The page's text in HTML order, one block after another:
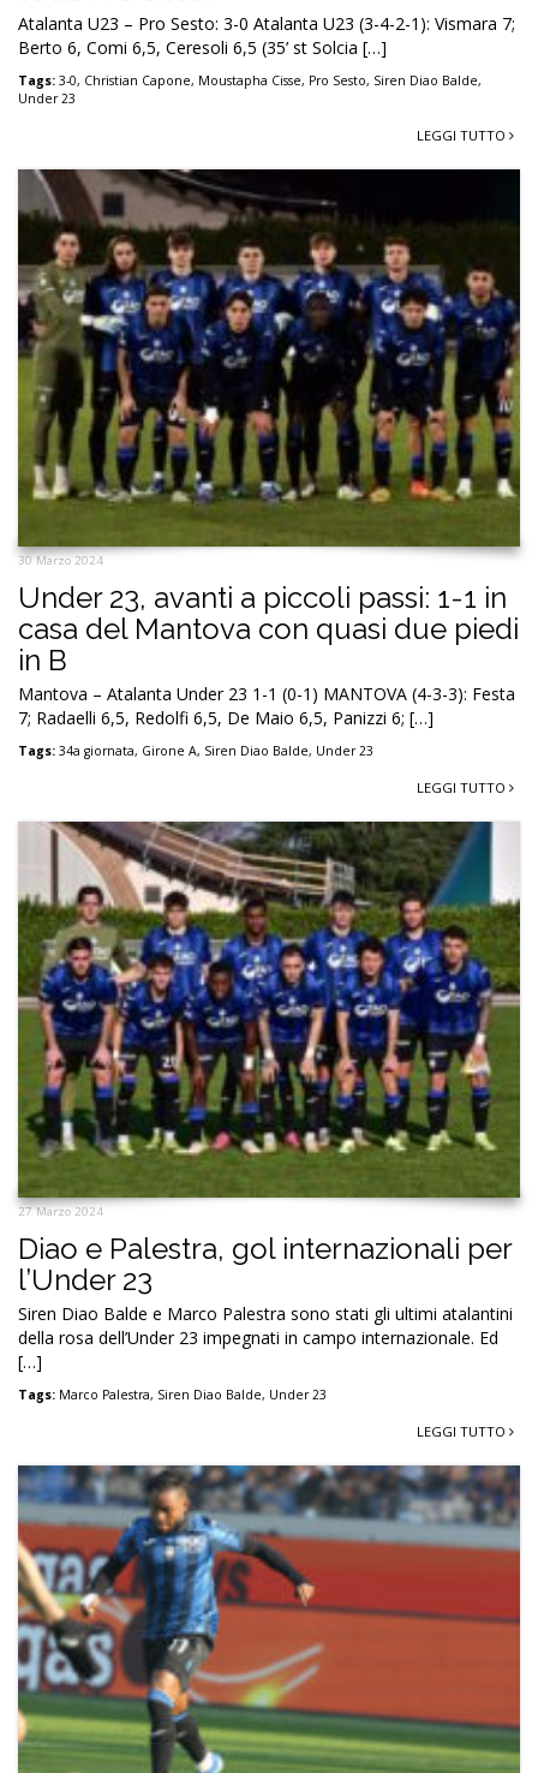
Atalanta U23 – Pro Sesto: 3-0 Atalanta U23 (3-4-2-1): Vismara 7;
Berto 6, Comi 6,5, Ceresoli 6,5 (35’ st Solcia […]
Tags: 3-0, Christian Capone, Moustapha Cisse, Pro Sesto, Siren Diao Balde,
Under 23
LEGGI TUTTO
30 Marzo 2024
Under 23, avanti a piccoli passi: 1-1 in
casa del Mantova con quasi due piedi
in B
Mantova – Atalanta Under 23 1-1 (0-1) MANTOVA (4-3-3): Festa
7; Radaelli 6,5, Redolfi 6,5, De Maio 6,5, Panizzi 6; […]
Tags: 34a giornata, Girone A, Siren Diao Balde, Under 23
LEGGI TUTTO
27 Marzo 2024
Diao e Palestra, gol internazionali per
l’Under 23
Siren Diao Balde e Marco Palestra sono stati gli ultimi atalantini
della rosa dell’Under 23 impegnati in campo internazionale. Ed
[…]
Tags: Marco Palestra, Siren Diao Balde, Under 23
LEGGI TUTTO